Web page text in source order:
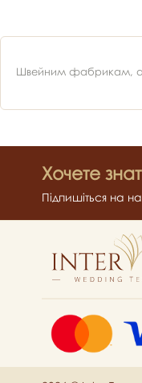
Швейним фабрикам,
Хочете
Підпишіться на